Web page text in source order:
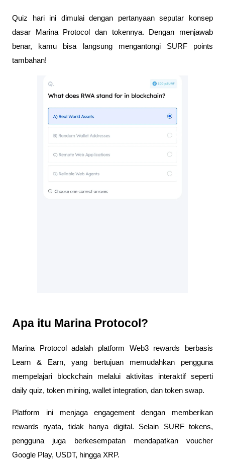
Quiz hari ini dimulai dengan pertanyaan seputar konsep
dasar Marina Protocol dan tokennya. Dengan menjawab
benar, kamu bisa langsung mengantongi SURF points
tambahan!
Apa itu Marina Protocol?
Marina Protocol adalah platform Web3 rewards berbasis
Learn & Earn, yang bertujuan memudahkan pengguna
mempelajari blockchain melalui aktivitas interaktif seperti
daily quiz, token mining, wallet integration, dan token swap.
Platform ini menjaga engagement dengan memberikan
rewards nyata, tidak hanya digital. Selain SURF tokens,
pengguna juga berkesempatan mendapatkan voucher
Google Play, USDT, hingga XRP.